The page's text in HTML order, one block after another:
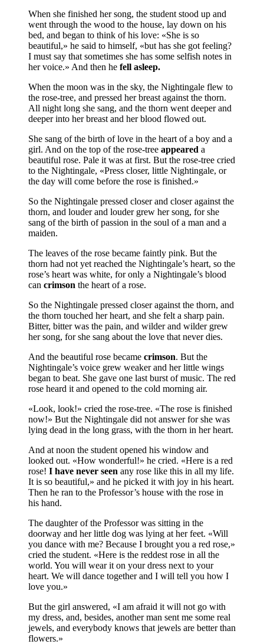
When she finished her song, the student stood up and
went through the wood to the house, lay down on his
bed, and began to think of his love: «She is so
beautiful,» he said to himself, «but has she got feeling?
I must say that sometimes she has some selfish notes in
her voice.» And then he fell asleep.
When the moon was in the sky, the Night­ingale flew to
the rose-tree, and pressed her breast against the thorn.
All night long she sang, and the thorn went deeper and
deeper into her breast and her blood flowed out.
She sang of the birth of love in the heart of a boy and a
girl. And on the top of the rose-tree appeared a
beautiful rose. Pale it was at first. But the rose-tree cried
to the Nightingale, «Press closer, little Nightingale, or
the day will come be­fore the rose is finished.»
So the Nightingale pressed closer and closer against the
thorn, and louder and louder grew her song, for she
sang of the birth of passion in the soul of a man and a
maiden.
The leaves of the rose became faintly pink. But the
thorn had not yet reached the Nightingale’s heart, so the
rose’s heart was white, for only a Nightingale’s blood
can crimson the heart of a rose.
So the Nightingale pressed closer against the thorn, and
the thorn touched her heart, and she felt a sharp pain.
Bitter, bitter was the pain, and wilder and wilder grew
her song, for she sang about the love that never dies.
And the beautiful rose became crimson. But the
Nightingale’s voice grew weaker and her little wings
began to beat. She gave one last burst of mu­sic. The red
rose heard it and opened to the cold morning air.
«Look, look!» cried the rose-tree. «The rose is fin­ished
now!» But the Nightingale did not answer for she was
lying dead in the long grass, with the thorn in her heart.
And at noon the student opened his window and
looked out. «How wonderful!» he cried. «Here is a red
rose! I have never seen any rose like this in all my life.
It is so beautiful,» and he picked it with joy in his heart.
Then he ran to the Profes­sor’s house with the rose in
his hand.
The daughter of the Professor was sitting in the
doorway and her little dog was lying at her feet. «Will
you dance with me? Because I brought you a red rose,»
cried the student. «Here is the red­dest rose in all the
world. You will wear it on your dress next to your
heart. We will dance together and I will tell you how I
love you.»
But the girl answered, «I am afraid it will not go with
my dress, and, be­sides, another man sent me some real
jewels, and everybody knows that jewels are better than
flowers.»